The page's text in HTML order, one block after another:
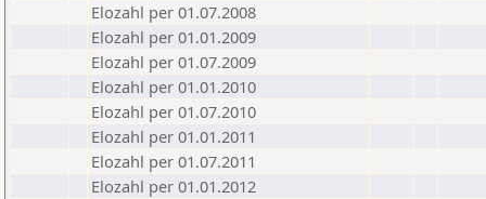
Elozahl per 01.07.2008
Elozahl per 01.01.2009
Elozahl per 01.07.2009
Elozahl per 01.01.2010
Elozahl per 01.07.2010
Elozahl per 01.01.2011
Elozahl per 01.07.2011
Elozahl per 01.01.2012